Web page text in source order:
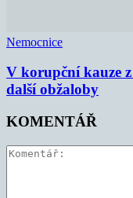
Nemocnice
V korupční kauze
další obžaloby
KOMENTÁŘ